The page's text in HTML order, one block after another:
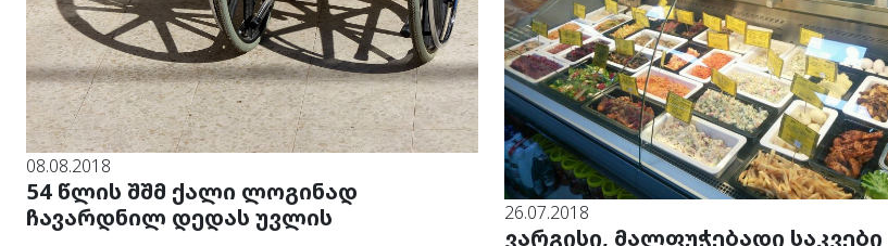
08.08.2018
54 წლის შშმ ქალი ლოგინად
ჩავარდნილ დედას უვლის
26.07.2018
ვარგისი, მალფუჭებადი საკვები